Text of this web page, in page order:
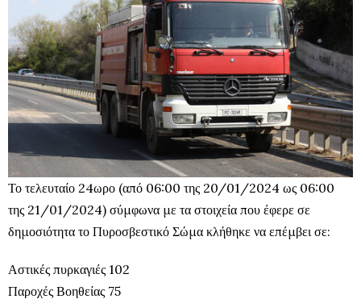
Το τελευταίο 24ωρο (από 06:00 της 20/01/2024 ως 06:00
της 21/01/2024) σύμφωνα με τα στοιχεία που έφερε σε
δημοσιότητα το Πυροσβεστικό Σώμα κλήθηκε να επέμβει σε:
Αστικές πυρκαγιές 102
Παροχές Βοηθείας 75